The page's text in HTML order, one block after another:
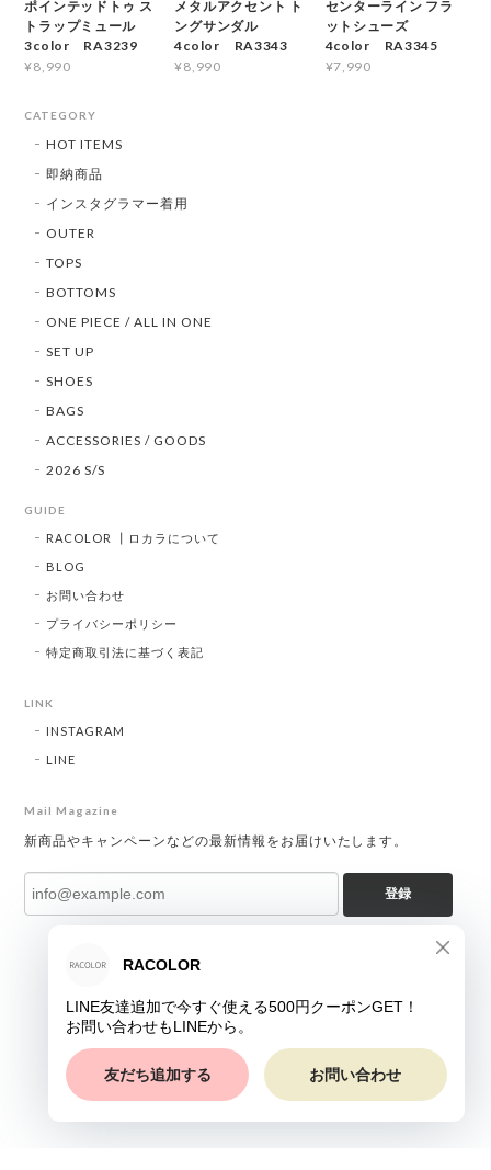
ポインテッドトゥ ス
トラップミュール
3color RA3239
¥8,990
メタルアクセント ト
ングサンダル
4color RA3343
¥8,990
センターライン フラ
ットシューズ
4color RA3345
¥7,990
CATEGORY
HOT ITEMS
即納商品
インスタグラマー着用
OUTER
TOPS
BOTTOMS
ONE PIECE / ALL IN ONE
SET UP
SHOES
BAGS
ACCESSORIES / GOODS
2026 S/S
GUIDE
RACOLOR ┃ロカラについて
BLOG
お問い合わせ
プライバシーポリシー
特定商取引法に基づく表記
LINK
INSTAGRAM
LINE
Mail Magazine
新商品やキャンペーンなどの最新情報をお届けいたします。
登録